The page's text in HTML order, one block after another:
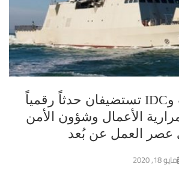
مايكروسوفت وIDC تستضيفان حدثاً رقمياً
الأعمال وشؤون الأمن
عصر العمل عن بُعد
مايو 18, 2020